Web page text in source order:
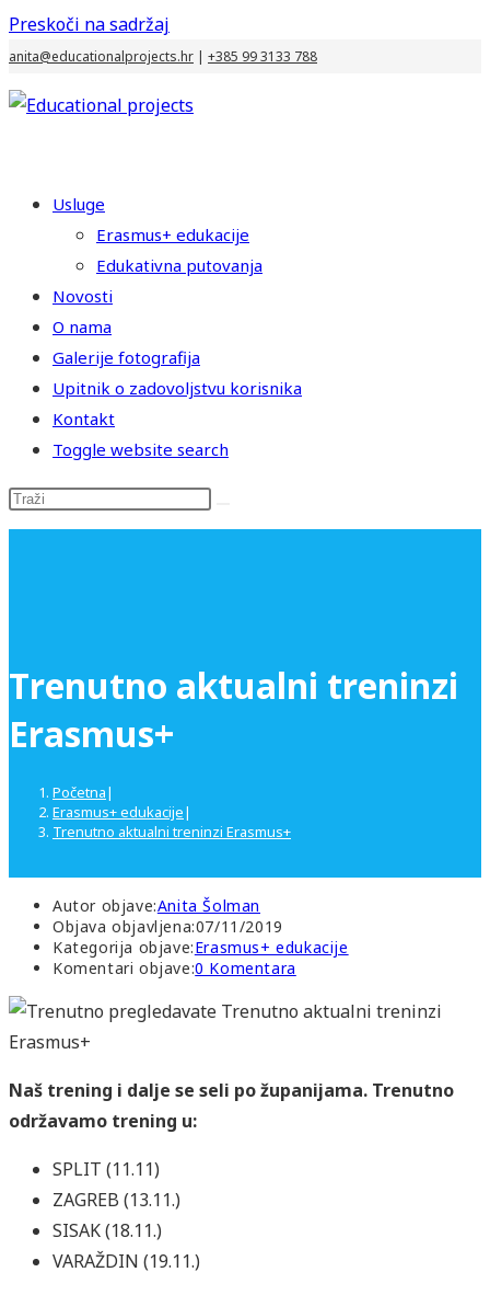
Preskoči na sadržaj
anita@educationalprojects.hr | +385 99 3133 788
Usluge
Erasmus+ edukacije
Edukativna putovanja
Novosti
O nama
Galerije fotografija
Upitnik o zadovoljstvu korisnika
Kontakt
Toggle website search
Trenutno aktualni treninzi
Erasmus+
Početna|
Erasmus+ edukacije|
Trenutno aktualni treninzi Erasmus+
Autor objave:Anita Šolman
Objava objavljena:07/11/2019
Kategorija objave:Erasmus+ edukacije
Komentari objave:0 Komentara
Naš trening i dalje se seli po županijama. Trenutno
održavamo trening u:
SPLIT (11.11)
ZAGREB (13.11.)
SISAK (18.11.)
VARAŽDIN (19.11.)